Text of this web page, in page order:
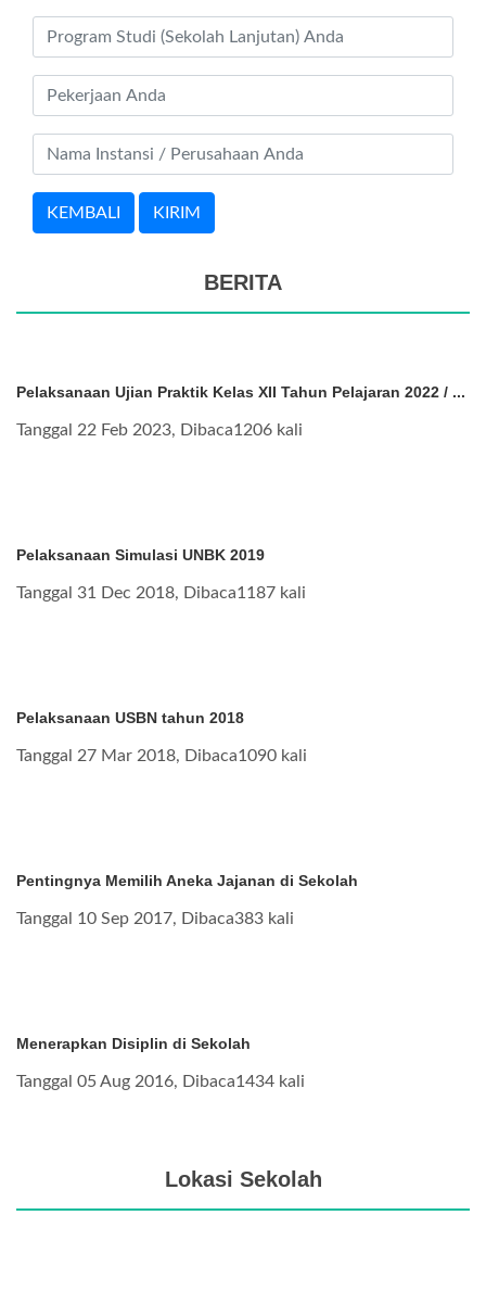
KEMBALI KIRIM
BERITA
Pelaksanaan Ujian Praktik Kelas XII Tahun Pelajaran 2022 / ...
Tanggal 22 Feb 2023, Dibaca1206 kali
Pelaksanaan Simulasi UNBK 2019
Tanggal 31 Dec 2018, Dibaca1187 kali
Pelaksanaan USBN tahun 2018
Tanggal 27 Mar 2018, Dibaca1090 kali
Pentingnya Memilih Aneka Jajanan di Sekolah
Tanggal 10 Sep 2017, Dibaca383 kali
Menerapkan Disiplin di Sekolah
Tanggal 05 Aug 2016, Dibaca1434 kali
Lokasi Sekolah